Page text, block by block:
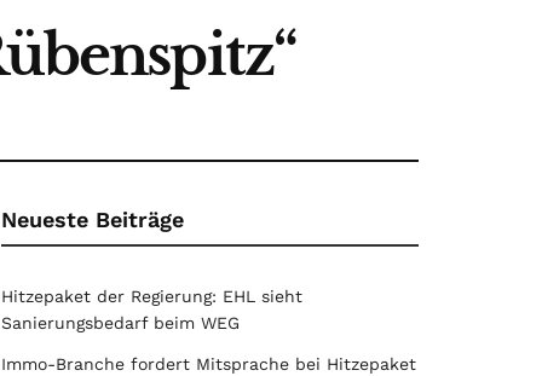
Neueste Beiträge
Hitzepaket der Regierung: EHL sieht
Sanierungsbedarf beim WEG
Immo-Branche fordert Mitsprache bei Hitzepaket